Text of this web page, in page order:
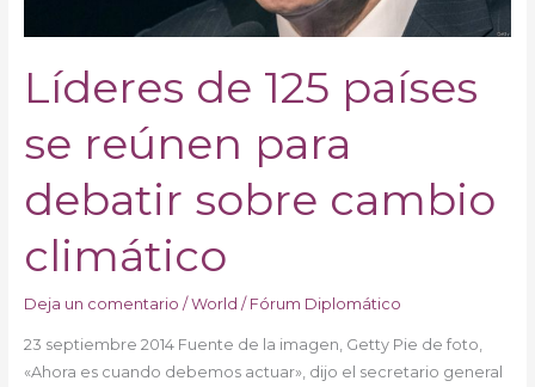
Líderes de 125 países
se reúnen para
debatir sobre cambio
climático
Deja un comentario / World / Fórum Diplomático
23 septiembre 2014 Fuente de la imagen, Getty Pie de foto,
«Ahora es cuando debemos actuar», dijo el secretario general